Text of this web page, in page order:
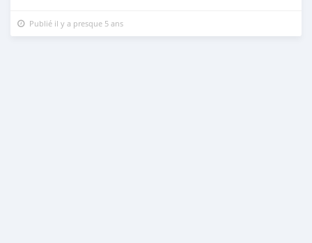
Publié il y a presque 5 ans